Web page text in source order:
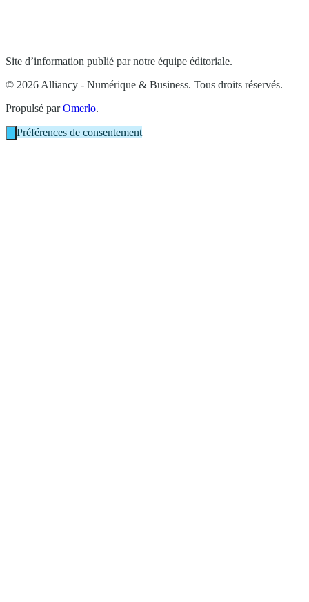
Site d’information publié par notre équipe éditoriale.
© 2026 Alliancy - Numérique & Business. Tous droits réservés.
Propulsé parOmerlo.
Préférences de consentement